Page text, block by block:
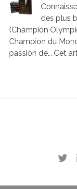
des plus
(Champion
Champion du
passion de... Cet